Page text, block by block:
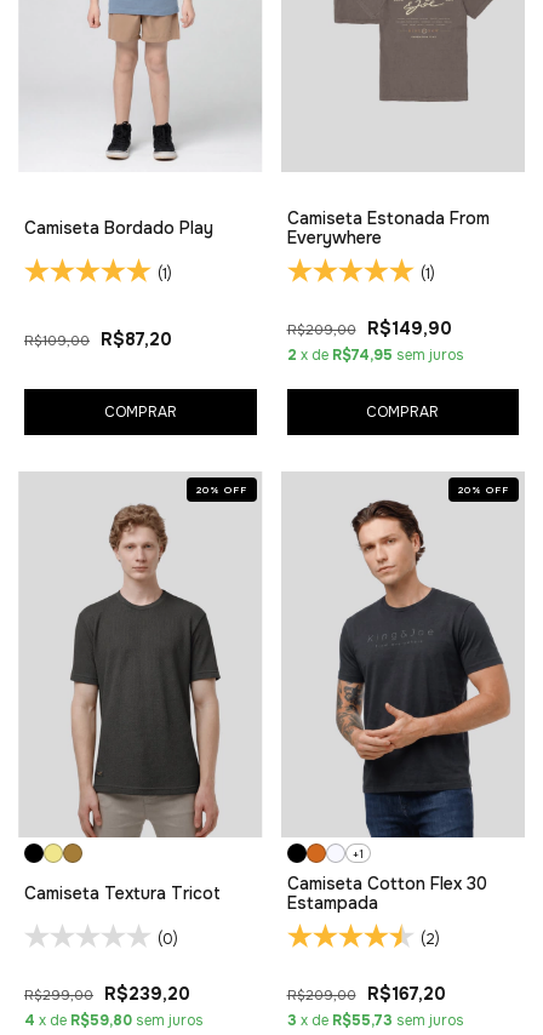
Camiseta Bordado Play
(1)
R$109,00 R$87,20
COMPRAR
Camiseta Estonada From
Everywhere
(1)
R$209,00 R$149,90
2 x de R$74,95 sem juros
COMPRAR
20 % OFF
Camiseta Textura Tricot
(0)
R$299,00 R$239,20
4 x de R$59,80 sem juros
20 % OFF
+1
Camiseta Cotton Flex 30
Estampada
(2)
R$209,00 R$167,20
3 x de R$55,73 sem juros